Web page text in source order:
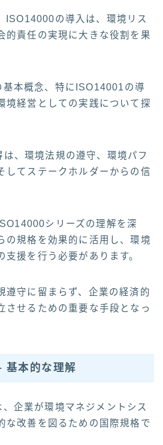
ISO14000の導入は、環境リス
的責任の実現に大きな役割を果
基本概念、特にISO14001の導
境経営としての実践について探
、環境法規の遵守、環境パフ
してステークホルダーからの信
シリーズの理解を深
の規格を効果的に活用し、環境
援を行う必要があります。
遵守に留まらず、企業の経済的
させるための重要な手段となっ
基本的な理解
企業が環境マネジメントシス
な改善を図るための国際規格で